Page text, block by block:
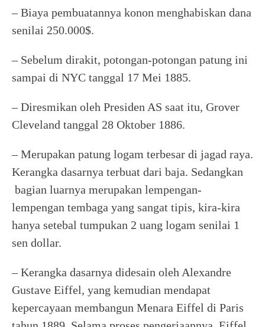
– Biaya pembuatannya konon menghabiskan dana
senilai 250.000$.
– Sebelum dirakit, potongan-potongan patung ini
sampai di NYC tanggal 17 Mei 1885.
– Diresmikan oleh Presiden AS saat itu, Grover
Cleveland tanggal 28 Oktober 1886.
– Merupakan patung logam terbesar di jagad raya.
Kerangka dasarnya terbuat dari baja. Sedangkan
bagian luarnya merupakan lempengan-
lempengan tembaga yang sangat tipis, kira-kira
hanya setebal tumpukan 2 uang logam senilai 1
sen dollar.
– Kerangka dasarnya didesain oleh Alexandre
Gustave Eiffel, yang kemudian mendapat
kepercayaan membangun Menara Eiffel di Paris